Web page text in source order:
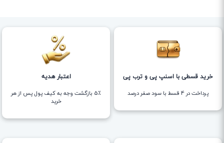
خرید قسطی با اسنپ پی و ترب پی
پرداخت در 4 قسط با سود صفر درصد
اعتبار هدیه
5٪ بازگشت وجه به کیف پول پس از هر
خرید